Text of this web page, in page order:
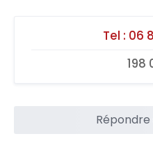
Tel : 06
198